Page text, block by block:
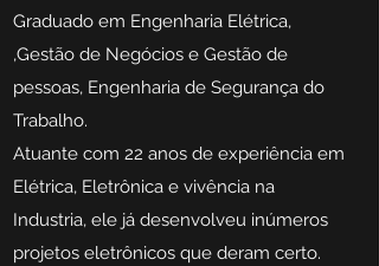
Graduado em Engenharia Elétrica,
,Gestão de Negócios e Gestão de
pessoas, Engenharia de Segurança do
Trabalho.
Atuante com 22 anos de experiência em
Elétrica, Eletrônica e vivência na
Industria, ele já desenvolveu inúmeros
projetos eletrônicos que deram certo.